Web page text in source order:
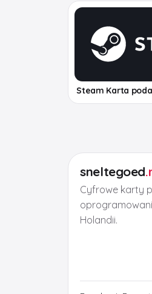
Steam Karta
sneltegoed
Cyfrowe karty
Holandii.